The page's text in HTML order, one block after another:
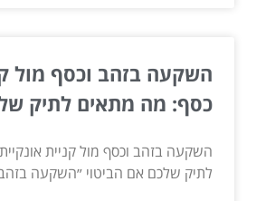
השקעה בזהב וכסף מול
כסף: מה מתאים לתיק
השקעה בזהב וכסף מול קניית
לתיק שלכם אם הביטוי ״השקעה בזהב